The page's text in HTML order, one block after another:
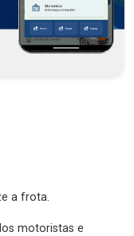
a frota.
motoristas e